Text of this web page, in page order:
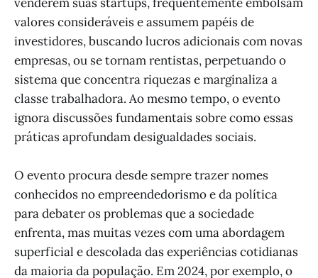
valores consideráveis e assumem papéis de
investidores, buscando lucros adicionais com novas
empresas, ou se tornam rentistas, perpetuando o
sistema que concentra riquezas e marginaliza a
classe trabalhadora. Ao mesmo tempo, o evento
ignora discussões fundamentais sobre como essas
práticas aprofundam desigualdades sociais.
O evento procura desde sempre trazer nomes
conhecidos no empreendedorismo e da política
para debater os problemas que a sociedade
enfrenta, mas muitas vezes com uma abordagem
superficial e descolada das experiências cotidianas
da maioria da população. Em 2024, por exemplo, o